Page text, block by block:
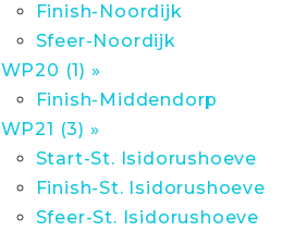
Finish-Noordijk
Sfeer-Noordijk
WP20 (1) »
Finish-Middendorp
WP21 (3) »
Start-St. Isidorushoeve
Finish-St. Isidorushoeve
Sfeer-St. Isidorushoeve